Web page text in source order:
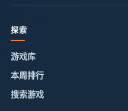
探索
游戏库
本周排行
搜索游戏